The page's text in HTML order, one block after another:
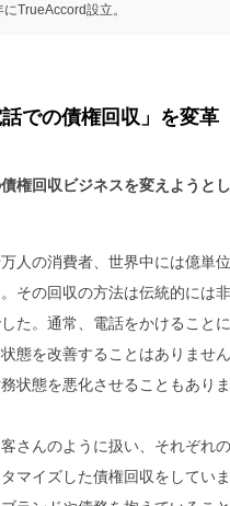
TrueAccord設立。
での債権回収」を変革
権回収ビジネスを変えようと
人の消費者、世界中には億単
その回収の方法は伝統的には
た。通常、電話をかけること
態を改善することはありませ
状態を悪化させることもありま
さんのように扱い、それぞれ
マイズした債権回収をしてい